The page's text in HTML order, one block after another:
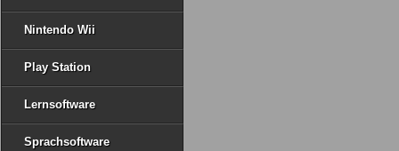
Nintendo Wii
Play Station
Lernsoftware
Sprachsoftware